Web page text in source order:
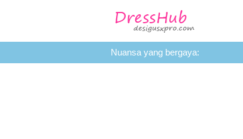
FESYEN KECANTIKAN
Nuansa yang bergaya: